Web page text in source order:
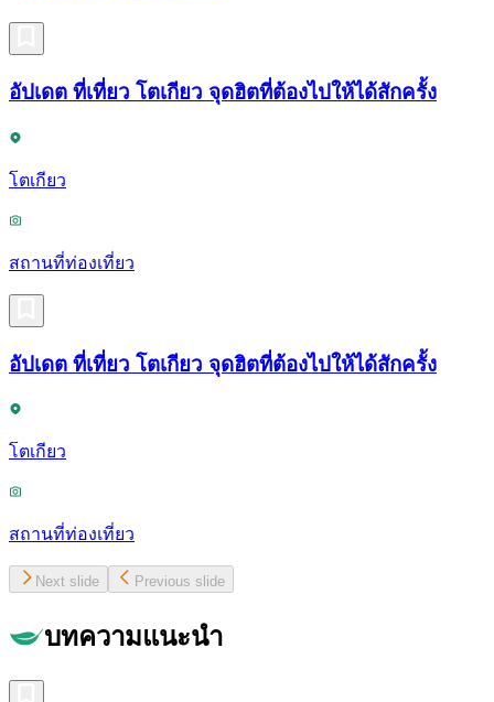
อัปเดต ที่เที่ยว โตเกียว จุดฮิตที่ต้องไปให้ได้สักครั้ง
โตเกียว
สถานที่ท่องเที่ยว
อัปเดต ที่เที่ยว โตเกียว จุดฮิตที่ต้องไปให้ได้สักครั้ง
โตเกียว
สถานที่ท่องเที่ยว
Next slide Previous slide
บทความแนะนำ